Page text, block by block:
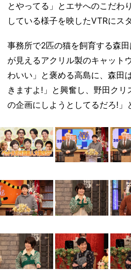
とやってる」とエサへのこだわ
している様子を映したVTRにス
事務所で2匹の猫を飼育する森
が見えるアクリル製のキャット
わいい」と褒める高島に、森田
きますよ!」と興奮し、野田クリ
の企画にしようとしてるだろ!」